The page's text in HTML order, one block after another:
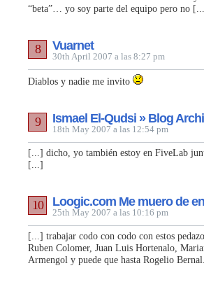
“beta”… yo soy parte del equipo pero no
Vuarnet
30th April 2007 a las 8:27 pm
8
Diablos y nadie me invito
Ismael El-Qudsi » Blog
18th May 2007 a las 12:54 pm
9
[...] dicho, yo también estoy en FiveLab
[...]
Loogic.com Me muero de
25th May 2007 a las 10:16 pm
10
[...] trabajar codo con codo con estos
Ruben Colomer, Juan Luis Hortenalo,
Armengol y puede que hasta Rogelio